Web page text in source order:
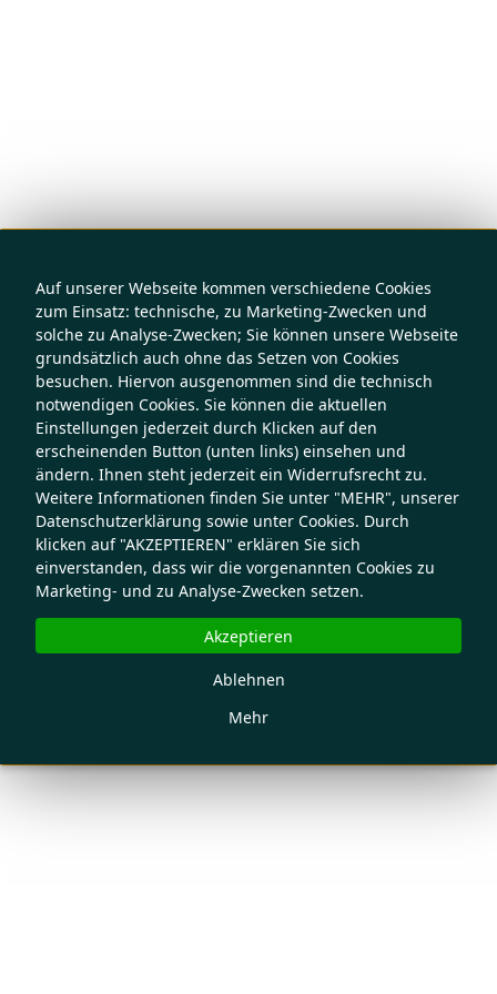
Auf unserer Webseite kommen verschiedene Cookies
zum Einsatz: technische, zu Marketing-Zwecken und
solche zu Analyse-Zwecken; Sie können unsere Webseite
grundsätzlich auch ohne das Setzen von Cookies
besuchen. Hiervon ausgenommen sind die technisch
notwendigen Cookies. Sie können die aktuellen
Einstellungen jederzeit durch Klicken auf den
erscheinenden Button (unten links) einsehen und
ändern. Ihnen steht jederzeit ein Widerrufsrecht zu.
Weitere Informationen finden Sie unter "MEHR", unserer
Datenschutzerklärung sowie unter Cookies. Durch
klicken auf "AKZEPTIEREN" erklären Sie sich
einverstanden, dass wir die vorgenannten Cookies zu
Marketing- und zu Analyse-Zwecken setzen.
Mehr
Ablehnen
Akzeptieren